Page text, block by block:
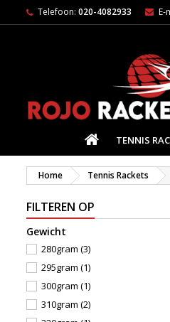
Telefoon: 020-4082933 E-
HOMETENNIS
Home Tennis Rackets
FILTEREN OP
Gewicht
280gram (3)
295gram (1)
300gram (1)
310gram (2)